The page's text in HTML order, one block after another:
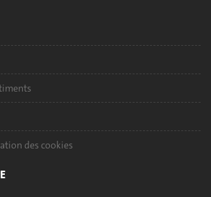
des cookies